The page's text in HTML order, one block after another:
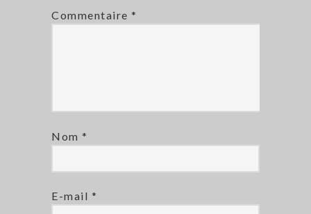
Commentaire *
Nom *
E-mail *